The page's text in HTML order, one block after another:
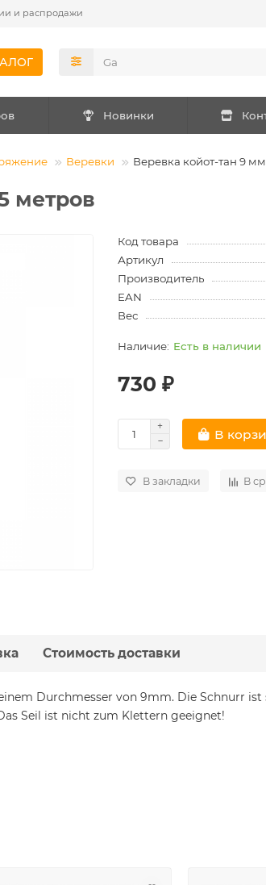
и распродажи
Новинки
Веревки Веревка койот-тан 9
метров
Код товара
Артикул
Производитель
EAN
Вес
Есть в наличии
730 ₽
В
В закладки В
Стоимость доставки
Durchmesser von 9mm. Die Schnurr
Seil ist nicht zum Klettern geeignet!